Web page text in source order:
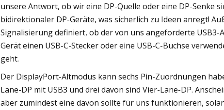
unsere Antwort, ob wir eine DP-Quelle oder eine DP-Senke
bidirektionaler DP-Geräte, was sicherlich zu Ideen anregt!
Signalisierung definiert, ob der von uns angeforderte
Gerät einen USB-C-Stecker oder eine USB-C-Buchse
geht.
Der DisplayPort-Altmodus kann sechs Pin-Zuordnungen
Lane-DP mit USB3 und drei davon sind Vier-Lane-DP.
aber zumindest eine davon sollte für uns funktionieren,